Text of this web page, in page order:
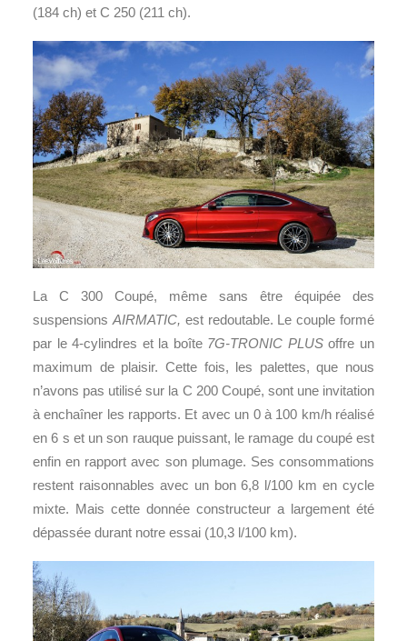
(184 ch) et C 250 (211 ch).
La C 300 Coupé, même sans être équipée des
suspensions AIRMATIC, est redoutable. Le couple formé
par le 4-cylindres et la boîte 7G-TRONIC PLUSoffre un
maximum de plaisir. Cette fois, les palettes, que nous
n’avons pas utilisé sur la C 200 Coupé, sont une invitation
à enchaîner les rapports. Et avec un 0 à 100 km/h réalisé
en 6 s et un son rauque puissant, le ramage du coupé est
enfin en rapport avec son plumage. Ses consommations
restent raisonnables avec un bon 6,8 l/100 km en cycle
mixte. Mais cette donnée constructeur a largement été
dépassée durant notre essai (10,3 l/100 km).